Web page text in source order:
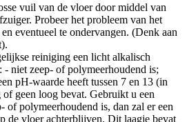
vuil van de vloer door middel van
Probeer het probleem van het
eventueel te ondervangen. (Denk aan
reiniging een licht alkalisch
niet zeep- of polymeerhoudend is;
pH-waarde heeft tussen 7 en 13 (in
geen loog bevat. Gebruikt u een
of polymeerhoudend is, dan zal er een
de vloer achterblijven. Dit laagje bevat